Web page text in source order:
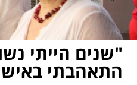
"שנים הייתי
התאהבתי